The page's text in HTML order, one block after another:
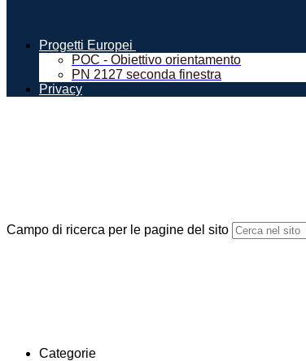
Progetti Europei
POC - Obiettivo orientamento
PN 2127 seconda finestra
Privacy
Campo di ricerca per le pagine del sito
Categorie